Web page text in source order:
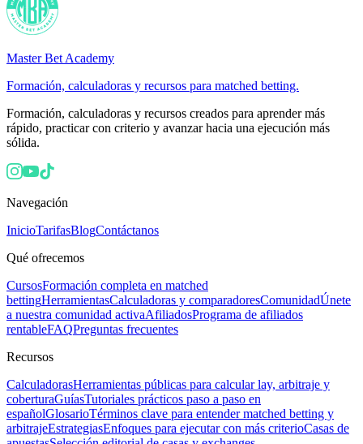
Master Bet Academy
Formación, calculadoras y recursos para matched betting.
Formación, calculadoras y recursos creados para aprender más
rápido, practicar con criterio y avanzar hacia una ejecución más
sólida.
Navegación
InicioTarifasBlogContáctanos
Qué ofrecemos
CursosFormación completa en matched
bettingHerramientasCalculadoras y comparadoresComunidadÚnete
a nuestra comunidad activaAfiliadosPrograma de afiliados
rentableFAQPreguntas frecuentes
Recursos
CalculadorasHerramientas públicas para calcular lay, arbitraje y
coberturaGuíasTutoriales prácticos paso a paso en
españolGlosarioTérminos clave para entender matched betting y
arbitrajeEstrategiasEnfoques para ejecutar con más criterioCasas de